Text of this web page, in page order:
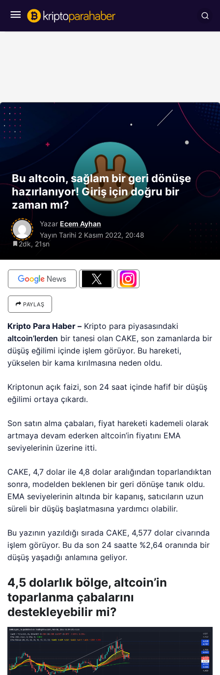
Bu altcoin, sağlam bir geri dönüşe
hazırlanıyor! Giriş için doğru bir
zaman mı?
Yazar Ecem Ayhan
Yayın Tarihi 2 Kasım 2022, 20:48
2dk, 21sn
PAYLAŞ
Kripto Para Haber – Kripto para piyasasındaki
altcoin’lerden bir tanesi olan CAKE, son zamanlarda bir
düşüş eğilimi içinde işlem görüyor. Bu hareketi,
yükselen bir kama kırılmasına neden oldu.
Kriptonun açık faizi, son 24 saat içinde hafif bir düşüş
eğilimi ortaya çıkardı.
Son satın alma çabaları, fiyat hareketi kademeli olarak
artmaya devam ederken altcoin’in fiyatını EMA
seviyelerinin üzerine itti.
CAKE, 4,7 dolar ile 4,8 dolar aralığından toparlandıktan
sonra, modelden beklenen bir geri dönüşe tanık oldu.
EMA seviyelerinin altında bir kapanış, satıcıların uzun
süreli bir düşüş başlatmasına yardımcı olabilir.
Bu yazının yazıldığı sırada CAKE, 4,577 dolar civarında
işlem görüyor. Bu da son 24 saatte %2,64 oranında bir
düşüş yaşadığı anlamına geliyor.
4,5 dolarlık bölge, altcoin’in
toparlanma çabalarını
destekleyebilir mi?